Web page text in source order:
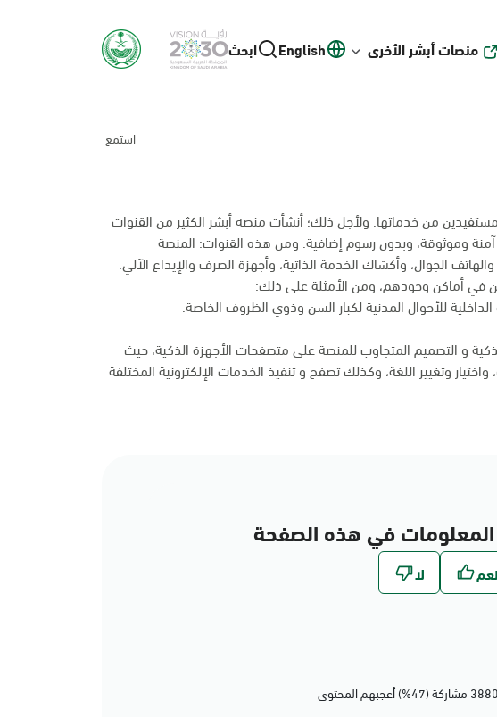
منصات أبشر الأخرى English ابحث
استمع
من خدماتها. ولأجل ذلك؛ أنشأت منصة أبشر الكثير من القنوات
آمنة وموثوقة، وبدون رسوم إضافية. ومن هذه القنوات: المنصة
في أماكن وجودهم، ومن الأمثلة على ذلك:
للأحوال المدنية لكبار السن وذوي الظروف الخاصة.
و التصميم المتجاوب للمنصة على متصفحات الأجهزة الذكية، حيث
وتغيير اللغة، وكذلك تصفح و تنفيذ الخدمات الإلكترونية المختلفة
في هذه الصفحة